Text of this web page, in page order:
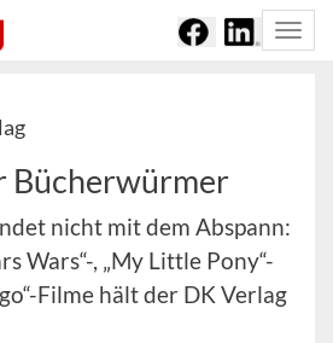
Bücherwürmer
nicht mit dem Abspann:
Wars“-, „My Little Pony“-
Filme hält der DK Verlag